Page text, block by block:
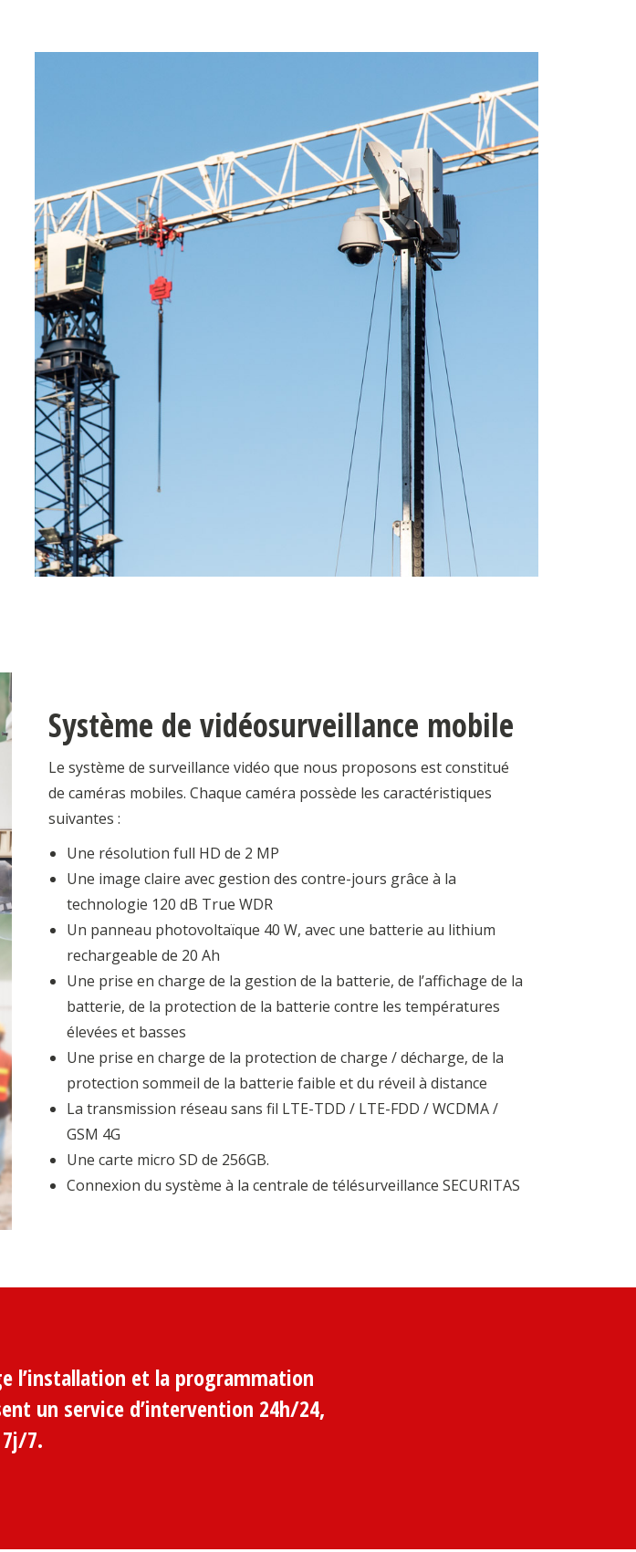
Système de vidéosurveillance mobile
Le système de surveillance vidéo que nous proposons est constitué
de caméras mobiles. Chaque caméra possède les caractéristiques
suivantes :
Une résolution full HD de 2 MP
Une image claire avec gestion des contre-jours grâce à la
technologie 120 dB True WDR
Un panneau photovoltaïque 40 W, avec une batterie au lithium
rechargeable de 20 Ah
Une prise en charge de la gestion de la batterie, de l’affichage de la
batterie, de la protection de la batterie contre les températures
élevées et basses
Une prise en charge de la protection de charge / décharge, de la
protection sommeil de la batterie faible et du réveil à distance
La transmission réseau sans fil LTE-TDD / LTE-FDD / WCDMA /
GSM 4G
Une carte micro SD de 256GB.
Connexion du système à la centrale de télésurveillance SECURITAS
l’installation et la programmation
un service d’intervention 24h/24,
7j/7.